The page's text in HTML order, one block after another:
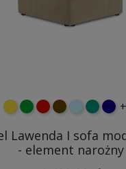
żółtyzielonyczerwony
czekoladowy
błękitny
Lawenda I sofa
- element narożny